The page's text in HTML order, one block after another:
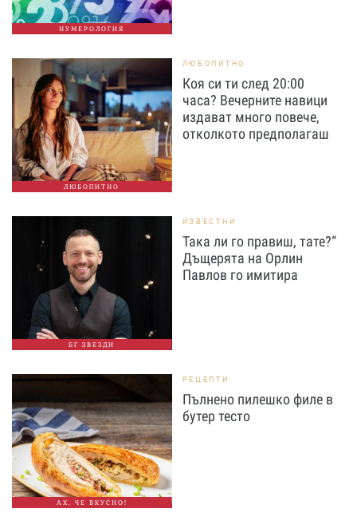
НУМЕРОЛОГИЯ
ЛЮБОПИТНО
ЛЮБОПИТНО
Коя си ти след 20:00
часа? Вечерните навици
издават много повече,
отколкото предполагаш
БГ ЗВЕЗДИ
ИЗВЕСТНИ
Така ли го правиш, тате?“
Дъщерята на Орлин
Павлов го имитира
АХ, ЧЕ ВКУСНО!
РЕЦЕПТИ
Пълнено пилешко филе в
бутер тесто